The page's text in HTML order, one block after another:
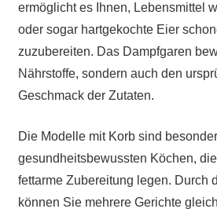
ermöglicht es Ihnen, Lebensmittel
oder sogar hartgekochte Eier
zuzubereiten. Das Dampfgaren
Nährstoffe, sondern auch den
Geschmack der Zutaten.
Die Modelle mit Korb sind
gesundheitsbewussten Köchen,
fettarme Zubereitung legen. Durch
können Sie mehrere Gerichte